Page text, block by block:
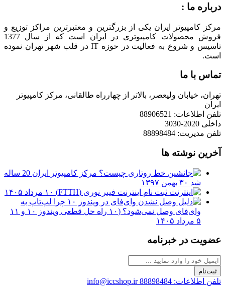
درباره ما :
مرکز کامپیوتر ایران یکی از بزرگترین و معتبرترین مراکز توزیع و
فروش محصولات کامپیوتری در ایران است که از سال 1377
تاسیس و شروع به فعالیت در حوزه IT در قلب شهر تهران نموده
است.
تماس با ما
تهران، خیابان ولیعصر، بالاتر از چهارراه طالقانی، مرکز کامپیوتر
ایران
تلفن اطلاعات: 88906521
داخلی 2020-3030
تلفن مدیریت: 88898484
آخرین نوشته ها
مرکز کامپیوتر ایران 20 ساله
شد ۳۰ بهمن ۱۳۹۷
ثبت نام اینترنت فیبر نوری (FTTH)
۱۰ مرداد ۱۴۰۵
چرا لپ‌تاپ به
وای‌فای وصل نمی‌شود؟ (۱۰ راه حل قطعی ویندوز ۱۰ و ۱۱
۵ مرداد ۱۴۰۵
عضویت در خبرنامه
ثبت‌نام
تلفن اطلاعات: 88898484 info@iccshop.ir